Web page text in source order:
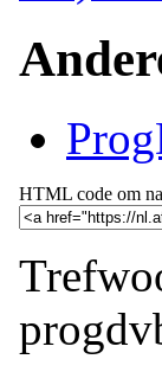
HTML code om